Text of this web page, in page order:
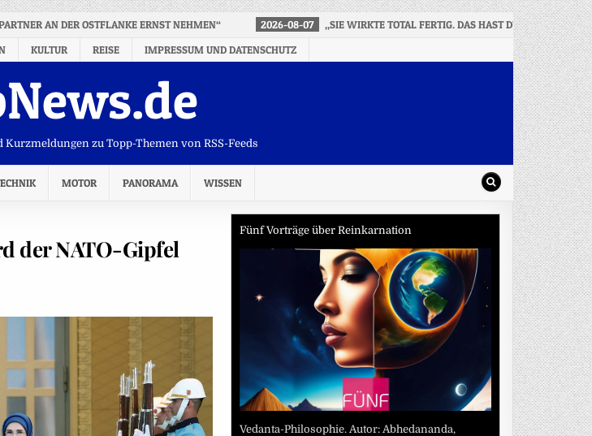
AN DER OSTFLANKE ERNST NEHMEN“ 2026-08-07
„SIE WIRKTE TOTAL FERTIG. DAS HAST DU IHR IN DEN
KULTUR REISE IMPRESSUM UND DATENSCHUTZ
Kurzmeldungen zu Topp-Themen von RSS-Feeds
MOTOR PANORAMA WISSEN
der NATO-Gipfel
Fünf Vorträge über Reinkarnation
Vedanta-Philosophie. Autor: Abhedananda,